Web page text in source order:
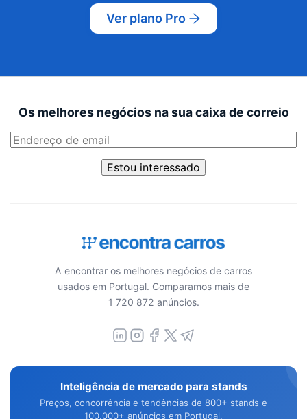
Ver plano Pro
Os melhores negócios na sua caixa de correio
Estou interessado
A encontrar os melhores negócios de carros
usados em Portugal. Comparamos mais de
1 720 872 anúncios.
Inteligência de mercado para stands
Preços, concorrência e tendências de 800+ stands e
100.000+ anúncios em Portugal.